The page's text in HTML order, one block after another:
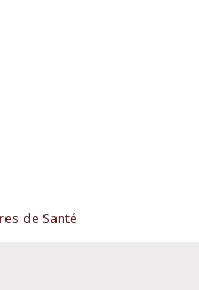
de Santé